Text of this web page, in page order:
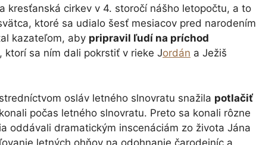
kresťanská cirkev v 4. storočí nášho letopočtu, a to
ktoré sa udialo šesť mesiacov pred narodením
kazateľom, aby pripravil ľudí na príchod
ktorí sa ním dali pokrstiť v rieke Jordán a Ježiš
osláv letného slnovratu snažila potlačiť
počas letného slnovratu. Preto sa konali rôzne
oddávali dramatickým inscenáciám zo života Jána
letných ohňov na odohnanie čarodejníc a